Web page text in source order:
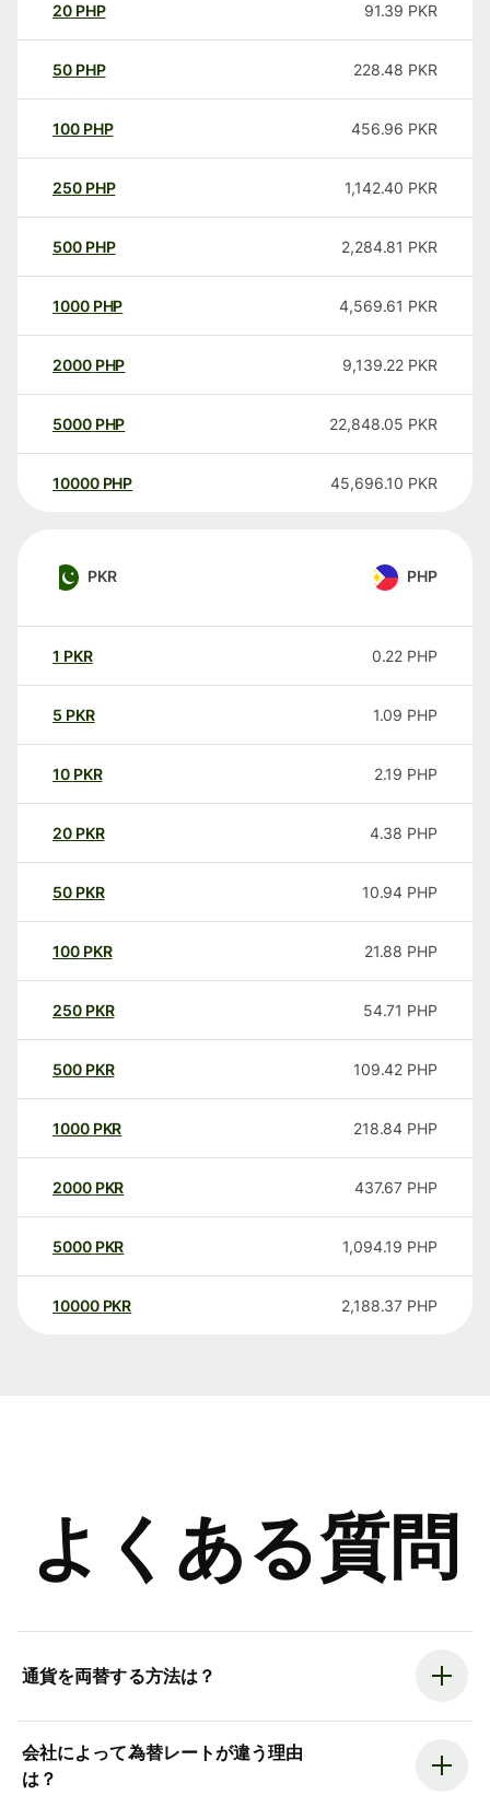
20 PHP 91.39 PKR
50 PHP 228.48 PKR
100 PHP 456.96 PKR
250 PHP 1,142.40 PKR
500 PHP 2,284.81 PKR
1000 PHP 4,569.61 PKR
2000 PHP 9,139.22 PKR
5000 PHP 22,848.05 PKR
10000 PHP 45,696.10 PKR
PKR PHP
1 PKR 0.22 PHP
5 PKR 1.09 PHP
10 PKR 2.19 PHP
20 PKR 4.38 PHP
50 PKR 10.94 PHP
100 PKR 21.88 PHP
250 PKR 54.71 PHP
500 PKR 109.42 PHP
1000 PKR 218.84 PHP
2000 PKR 437.67 PHP
5000 PKR 1,094.19 PHP
10000 PKR 2,188.37 PHP
よくある質問
通貨を両替する方法は？
会社によって為替レートが違う理由
は？